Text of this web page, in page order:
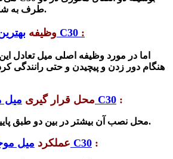
طرف به شاسی نیز متصل می‌شود.
وظیفه بهترین میل موجگیر ولکس C30 :
اما در مورد وظیفه اصلی میل تعادل
هنگام دور زدن و پیچیدن و حتی رانندگی
محل قرار گیری میل موجگیر اصلی ولکس C30 :
محل نصب آن بیشتر در بین دو طبق پایین خودرو نصب می‌شود.
عملکرد میل موجگیر اورجینال ولکس C30 :